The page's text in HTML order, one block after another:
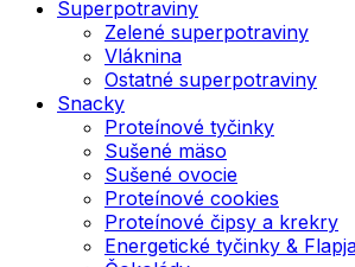
Superpotraviny
Zelené superpotraviny
Vláknina
Ostatné superpotraviny
Snacky
Proteínové tyčinky
Sušené mäso
Sušené ovocie
Proteínové cookies
Proteínové čipsy a krekry
Energetické tyčinky &